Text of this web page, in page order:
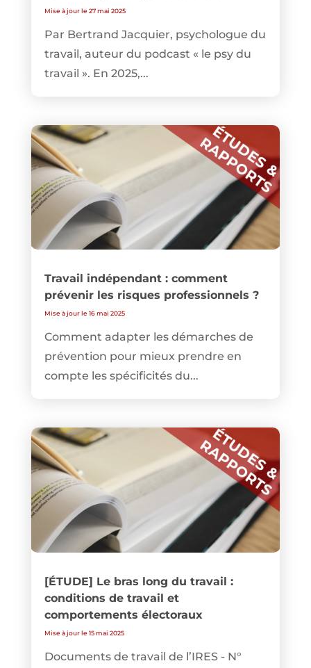
Mise à jour le 27 mai 2025
Par Bertrand Jacquier, psychologue du
travail, auteur du podcast « le psy du
travail ». En 2025,...
Travail indépendant : comment
prévenir les risques professionnels ?
Mise à jour le 16 mai 2025
Comment adapter les démarches de
prévention pour mieux prendre en
compte les spécificités du...
[ÉTUDE] Le bras long du travail :
conditions de travail et
comportements électoraux
Mise à jour le 15 mai 2025
Documents de travail de l’IRES - N°